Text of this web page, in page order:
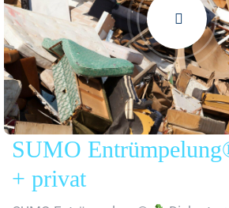
SUMO
+ privat